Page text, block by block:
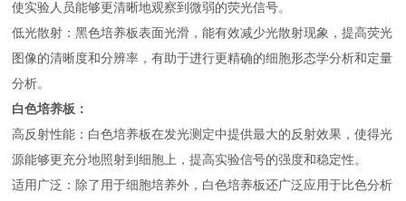
使实验人员能够更清晰地观察到微弱的荧光信号。
低光散射：黑色培养板表面光滑，能有效减少光散射现象，提高荧光
图像的清晰度和分辨率，有助于进行更精确的细胞形态学分析和定量
分析。
白色培养板：
高反射性能：白色培养板在发光测定中提供最大的反射效果，使得光
源能够更充分地照射到细胞上，提高实验信号的强度和稳定性。
适用广泛：除了用于细胞培养外，白色培养板还广泛应用于比色分析